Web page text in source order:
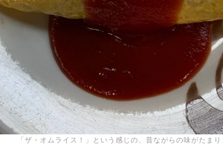
「ザ・オムライス！」という感じの、昔ながらの味がたまり